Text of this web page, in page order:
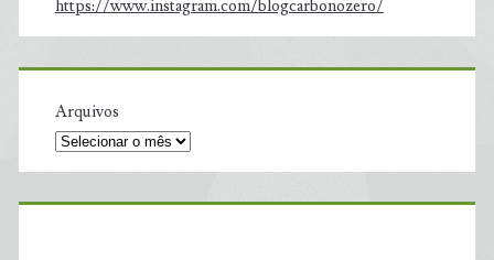
https://www.instagram.com/blogcarbonozero/
Arquivos